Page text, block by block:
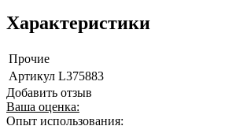
Характеристики
Прочие
Артикул L375883
Добавить отзыв
Ваша оценка:
Опыт использования: